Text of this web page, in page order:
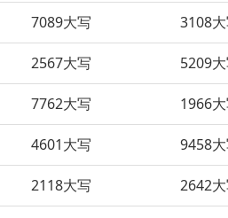
7089大写 3108
2567大写 5209
7762大写 1966
4601大写 9458
2118大写 2642